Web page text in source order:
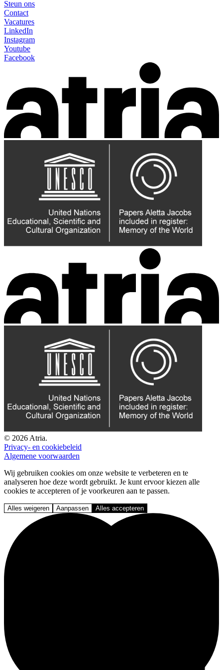
Steun ons
Contact
Vacatures
LinkedIn
Instagram
Youtube
Facebook
© 2026 Atria.
Privacy- en cookiebeleid
Algemene voorwaarden
Wij gebruiken cookies om onze website te verbeteren en te
analyseren hoe deze wordt gebruikt. Je kunt ervoor kiezen alle
cookies te accepteren of je voorkeuren aan te passen.
Alles weigeren Aanpassen Alles accepteren